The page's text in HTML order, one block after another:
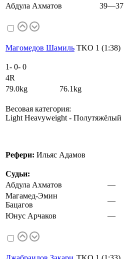
Абдула Ахматов
39—37
Магомедов Шамиль TKO 1 (1:38)
1- 0- 0
4R
79.0kg 76.1kg
Весовая категория:
Light Heavyweight - Полутяжёлый
Рефери: Ильяс Адамов
Судьи:
Абдула Ахматов
—
Магамед-Эмин
Бацагов
—
Юнус Арчаков
—